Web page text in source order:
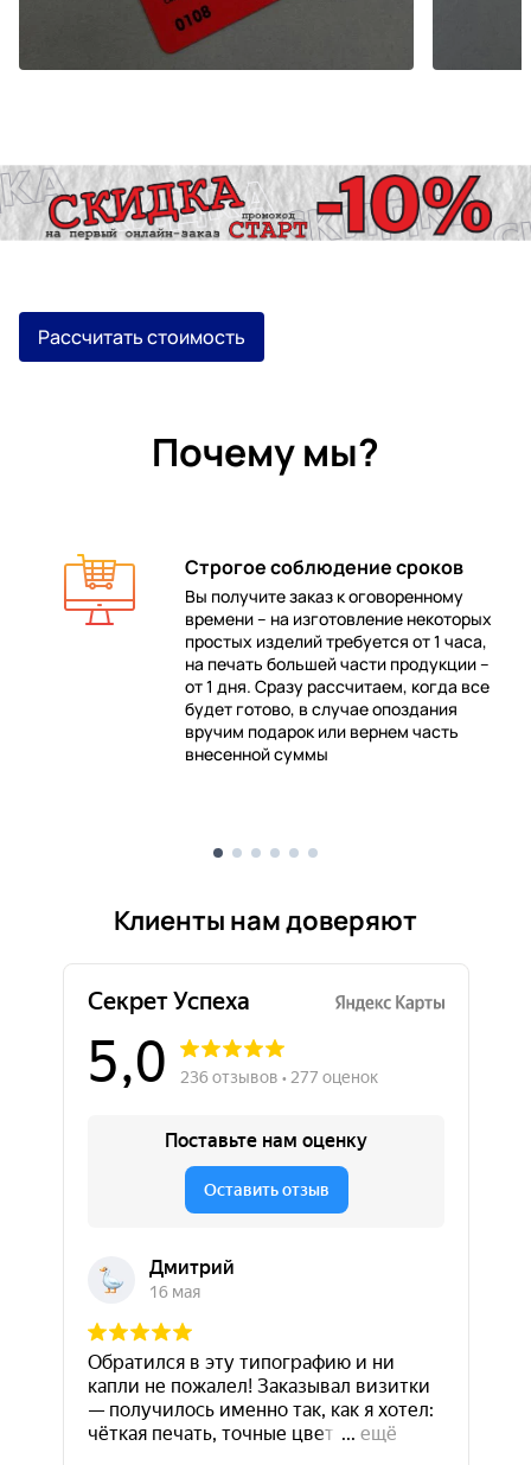
Рассчитать стоимость
Почему мы?
Строгое соблюдение сроков
Вы получите заказ к оговоренному
времени – на изготовление некоторых
простых изделий требуется от 1 часа,
на печать большей части продукции –
от 1 дня. Сразу рассчитаем, когда все
будет готово, в случае опоздания
вручим подарок или вернем часть
внесенной суммы
Клиенты нам доверяют